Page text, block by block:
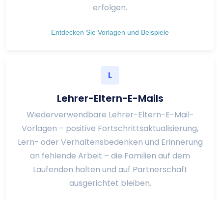
erfolgen.
Entdecken Sie Vorlagen und Beispiele
L
Lehrer-Eltern-E-Mails
Wiederverwendbare Lehrer-Eltern-E-Mail-
Vorlagen – positive Fortschrittsaktualisierung,
Lern- oder Verhaltensbedenken und Erinnerung
an fehlende Arbeit – die Familien auf dem
Laufenden halten und auf Partnerschaft
ausgerichtet bleiben.